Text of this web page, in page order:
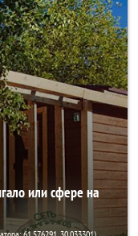
или сфере на